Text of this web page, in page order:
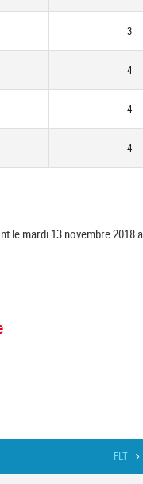
3
4
4
4
mardi 13 novembre 2018
FLT